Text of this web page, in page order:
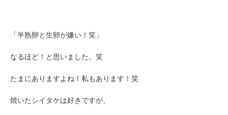
「半熟卵と生卵が嫌い！笑」
なるほど！と思いました。笑
たまにありますよね！私もあります！笑
焼いたシイタケは好きですが、